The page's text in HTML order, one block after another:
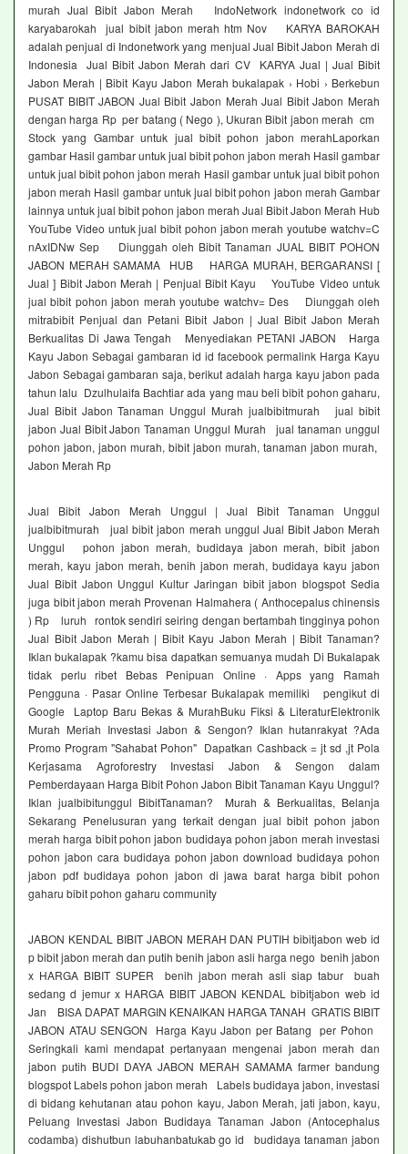
murah Jual Bibit Jabon Merah IndoNetwork indonetwork co id
karyabarokah jual bibit jabon merah htm Nov KARYA BAROKAH
adalah penjual di Indonetwork yang menjual Jual Bibit Jabon Merah di
Indonesia Jual Bibit Jabon Merah dari CV KARYA Jual | Jual Bibit
Jabon Merah | Bibit Kayu Jabon Merah bukalapak › Hobi › Berkebun
PUSAT BIBIT JABON Jual Bibit Jabon Merah Jual Bibit Jabon Merah
dengan harga Rp per batang ( Nego ), Ukuran Bibit jabon merah cm
Stock yang Gambar untuk jual bibit pohon jabon merahLaporkan
gambar Hasil gambar untuk jual bibit pohon jabon merah Hasil gambar
untuk jual bibit pohon jabon merah Hasil gambar untuk jual bibit pohon
jabon merah Hasil gambar untuk jual bibit pohon jabon merah Gambar
lainnya untuk jual bibit pohon jabon merah Jual Bibit Jabon Merah Hub
YouTube Video untuk jual bibit pohon jabon merah youtube watchv=C
nAxIDNw Sep Diunggah oleh Bibit Tanaman JUAL BIBIT POHON
JABON MERAH SAMAMA HUB HARGA MURAH, BERGARANSI [
Jual ] Bibit Jabon Merah | Penjual Bibit Kayu YouTube Video untuk
jual bibit pohon jabon merah youtube watchv= Des Diunggah oleh
mitrabibit Penjual dan Petani Bibit Jabon | Jual Bibit Jabon Merah
Berkualitas Di Jawa Tengah Menyediakan PETANI JABON Harga
Kayu Jabon Sebagai gambaran id id facebook permalink Harga Kayu
Jabon Sebagai gambaran saja, berikut adalah harga kayu jabon pada
tahun lalu Dzulhulaifa Bachtiar ada yang mau beli bibit pohon gaharu,
Jual Bibit Jabon Tanaman Unggul Murah jualbibitmurah jual bibit
jabon Jual Bibit Jabon Tanaman Unggul Murah jual tanaman unggul
pohon jabon, jabon murah, bibit jabon murah, tanaman jabon murah,
Jabon Merah Rp
Jual Bibit Jabon Merah Unggul | Jual Bibit Tanaman Unggul
jualbibitmurah jual bibit jabon merah unggul Jual Bibit Jabon Merah
Unggul pohon jabon merah, budidaya jabon merah, bibit jabon
merah, kayu jabon merah, benih jabon merah, budidaya kayu jabon
Jual Bibit Jabon Unggul Kultur Jaringan bibit jabon blogspot Sedia
juga bibit jabon merah Provenan Halmahera ( Anthocepalus chinensis
) Rp luruh rontok sendiri seiring dengan bertambah tingginya pohon
Jual Bibit Jabon Merah | Bibit Kayu Jabon Merah | Bibit Tanaman?
Iklan bukalapak ?kamu bisa dapatkan semuanya mudah Di Bukalapak
tidak perlu ribet Bebas Penipuan Online · Apps yang Ramah
Pengguna · Pasar Online Terbesar Bukalapak memiliki pengikut di
Google Laptop Baru Bekas & MurahBuku Fiksi & LiteraturElektronik
Murah Meriah Investasi Jabon & Sengon? Iklan hutanrakyat ?Ada
Promo Program "Sahabat Pohon" Dapatkan Cashback = jt sd ,jt Pola
Kerjasama Agroforestry Investasi Jabon & Sengon dalam
Pemberdayaan Harga Bibit Pohon Jabon Bibit Tanaman Kayu Unggul?
Iklan jualbibitunggul BibitTanaman? Murah & Berkualitas, Belanja
Sekarang Penelusuran yang terkait dengan jual bibit pohon jabon
merah harga bibit pohon jabon budidaya pohon jabon merah investasi
pohon jabon cara budidaya pohon jabon download budidaya pohon
jabon pdf budidaya pohon jabon di jawa barat harga bibit pohon
gaharu bibit pohon gaharu community
JABON KENDAL BIBIT JABON MERAH DAN PUTIH bibitjabon web id
p bibit jabon merah dan putih benih jabon asli harga nego benih jabon
x HARGA BIBIT SUPER benih jabon merah asli siap tabur buah
sedang d jemur x HARGA BIBIT JABON KENDAL bibitjabon web id
Jan BISA DAPAT MARGIN KENAIKAN HARGA TANAH GRATIS BIBIT
JABON ATAU SENGON Harga Kayu Jabon per Batang per Pohon
Seringkali kami mendapat pertanyaan mengenai jabon merah dan
jabon putih BUDI DAYA JABON MERAH SAMAMA farmer bandung
blogspot Labels pohon jabon merah Labels budidaya jabon, investasi
di bidang kehutanan atau pohon kayu, Jabon Merah, jati jabon, kayu,
Peluang Investasi Jabon Budidaya Tanaman Jabon (Antocephalus
codamba) dishutbun labuhanbatukab go id budidaya tanaman jabon